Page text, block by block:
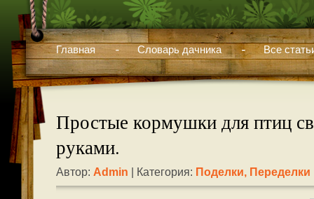
Главная Словарь дачника Все
Простые кормушки для птиц
руками.
Автор: Admin | Категория: Поделки, Переделки